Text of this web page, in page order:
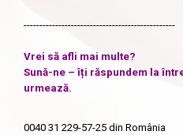
------------------------------------------------
Vrei să afli mai multe?
Sună-ne – îți răspundem la
urmează.
0040 31 229-57-25 din România